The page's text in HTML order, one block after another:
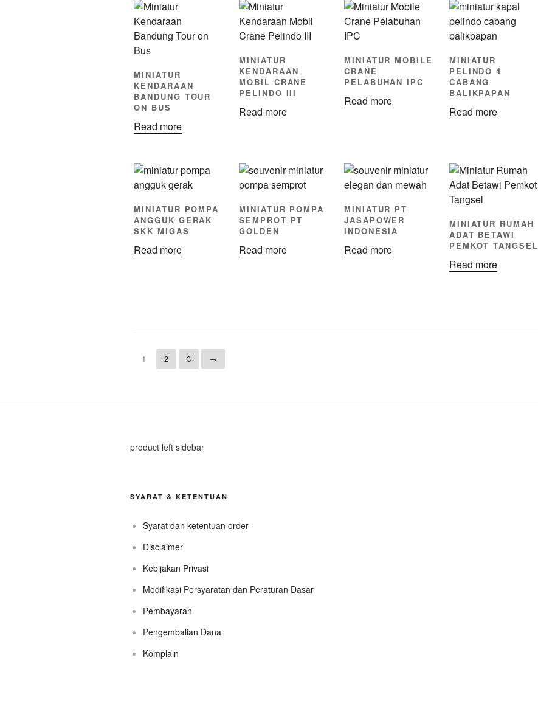
MINIATUR
KENDARAAN
BANDUNG TOUR
ON BUS
Read more
MINIATUR
KENDARAAN
MOBIL CRANE
PELINDO III
Read more
MINIATUR MOBILE
CRANE
PELABUHAN IPC
Read more
MINIATUR
PELINDO 4
CABANG
BALIKPAPAN
Read more
MINIATUR POMPA
ANGGUK GERAK
SKK MIGAS
Read more
MINIATUR POMPA
SEMPROT PT
GOLDEN
Read more
MINIATUR PT
JASAPOWER
INDONESIA
Read more
MINIATUR RUMAH
ADAT BETAWI
PEMKOT TANGSEL
Read more
1 2 3 →
product left sidebar
SYARAT & KETENTUAN
Syarat dan ketentuan order
Disclaimer
Kebijakan Privasi
Modifikasi Persyaratan dan Peraturan Dasar
Pembayaran
Pengembalian Dana
Komplain